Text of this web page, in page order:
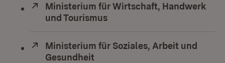
Extern:
Ministerium für Wirtschaft, Handwerk
und Tourismus
Extern:
Ministerium für Soziales, Arbeit und
Gesundheit